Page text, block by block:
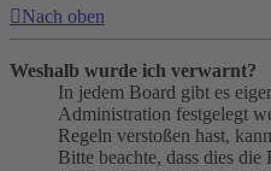
Nach oben
Weshalb wurde ich verwarnt?
In jedem Board gibt es
Administration festgelegt
Regeln verstoßen hast,
Bitte beachte, dass dies